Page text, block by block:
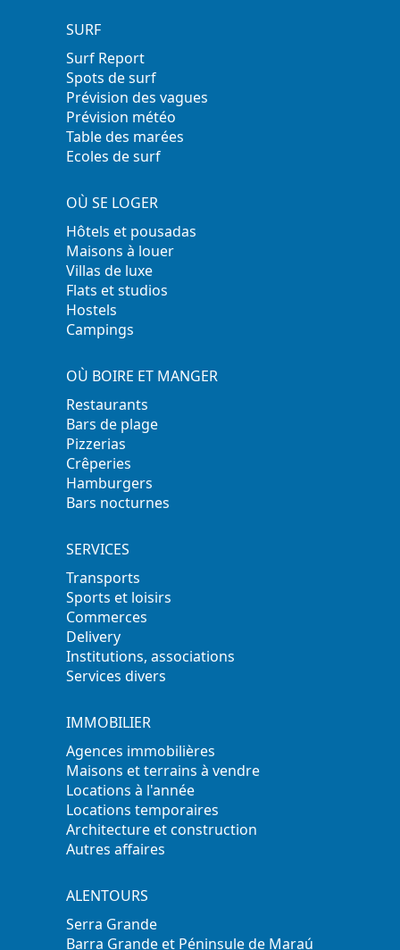
SURF
Surf Report
Spots de surf
Prévision des vagues
Prévision météo
Table des marées
Ecoles de surf
OÙ SE LOGER
Hôtels et pousadas
Maisons à louer
Villas de luxe
Flats et studios
Hostels
Campings
OÙ BOIRE ET MANGER
Restaurants
Bars de plage
Pizzerias
Crêperies
Hamburgers
Bars nocturnes
SERVICES
Transports
Sports et loisirs
Commerces
Delivery
Institutions, associations
Services divers
IMMOBILIER
Agences immobilières
Maisons et terrains à vendre
Locations à l'année
Locations temporaires
Architecture et construction
Autres affaires
ALENTOURS
Serra Grande
Barra Grande et Péninsule de Maraú